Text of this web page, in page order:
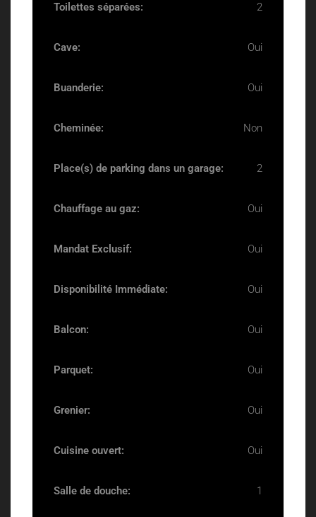
Toilettes séparées: 2
Cave: Oui
Buanderie: Oui
Cheminée: Non
Place(s) de parking dans un garage: 2
Chauffage au gaz: Oui
Mandat Exclusif: Oui
Disponibilité Immédiate: Oui
Balcon: Oui
Parquet: Oui
Grenier: Oui
Cuisine ouvert: Oui
Salle de douche: 1